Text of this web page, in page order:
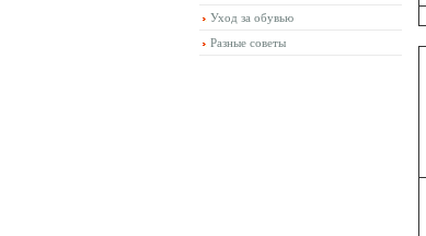
Уход за обувью
Разные советы